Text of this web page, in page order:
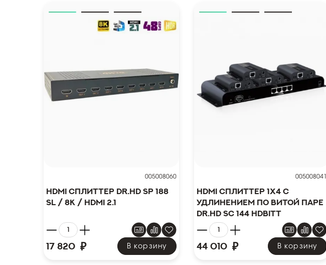
005008060
HDMI сплиттер Dr.HD SP 188
SL / 8K / HDMI 2.1
17 820 ₽ В корзину
005008041
HDMI сплиттер 1x4 с
удлинением по витой паре
Dr.HD SC 144 HDBitT
44 010 ₽ В корзину